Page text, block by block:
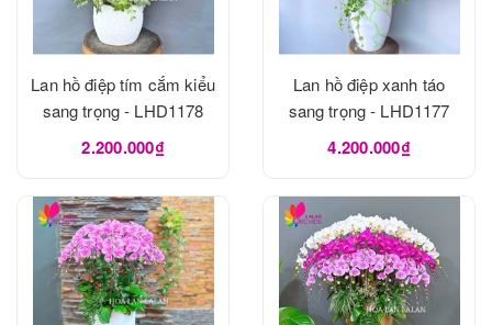
Lan hồ điệp tím cắm kiểu
sang trọng - LHD1178
2.200.000₫
Lan hồ điệp xanh táo
sang trọng - LHD1177
4.200.000₫